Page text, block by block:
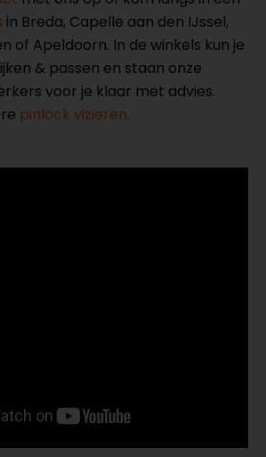
in Breda, Capelle aan den IJssel,
of Apeldoorn. In de winkels kun je
& passen en staan onze
voor je klaar met advies.
pinlock vizieren.